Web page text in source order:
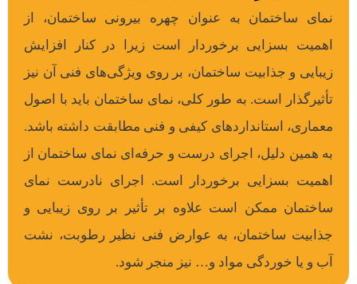
نمای ساختمان به عنوان چهره بیرونی ساختمان، از
اهمیت بسزایی برخوردار است زیرا در کنار افزایش
زیبایی و جذابیت ساختمان، بر روی ویژگی‌های فنی آن نیز
تأثیرگذار است. به طور کلی، نمای ساختمان باید با اصول
معماری، استانداردهای کیفی و فنی مطابقت داشته باشد.
به همین دلیل، اجرای درست و حرفه‌ای نمای ساختمان از
اهمیت بسزایی برخوردار است. اجرای نادرست نمای
ساختمان ممکن است علاوه بر تأثیر بر روی زیبایی و
جذابیت ساختمان، به عوارض فنی نظیر رطوبت، نشت
آب و یا خوردگی مواد و… نیز منجر شود.